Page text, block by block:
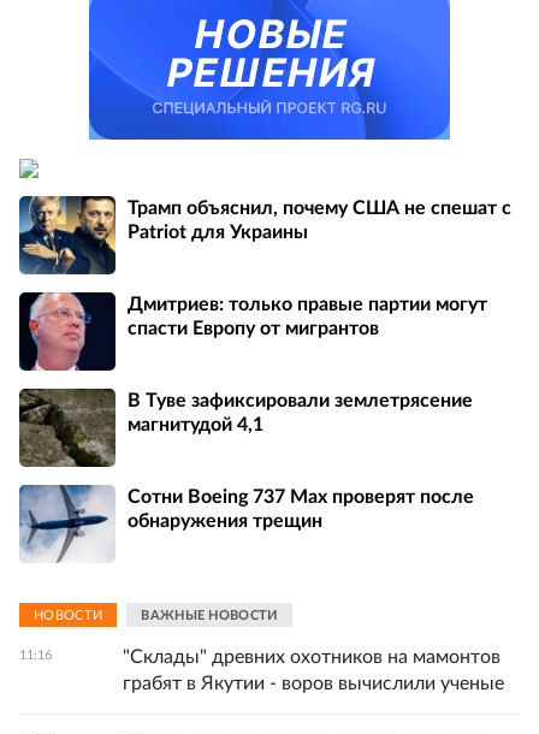
Трамп объяснил, почему США не спешат с
Patriot для Украины
Дмитриев: только правые партии могут
спасти Европу от мигрантов
В Туве зафиксировали землетрясение
магнитудой 4,1
Сотни Boeing 737 Max проверят после
обнаружения трещин
НОВОСТИ ВАЖНЫЕ НОВОСТИ
11:16
"Склады" древних охотников на мамонтов
грабят в Якутии - воров вычислили ученые